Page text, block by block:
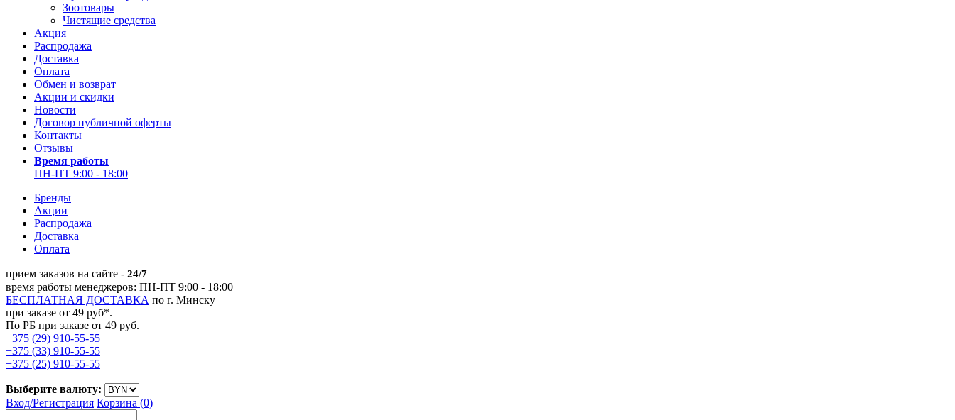
Зоотовары
Чистящие средства
Акция
Распродажа
Доставка
Оплата
Обмен и возврат
Акции и скидки
Новости
Договор публичной оферты
Контакты
Отзывы
Время работы
ПН-ПТ 9:00 - 18:00
Бренды
Акции
Распродажа
Доставка
Оплата
прием заказов на сайте - 24/7
время работы менеджеров: ПН-ПТ 9:00 - 18:00
БЕСПЛАТНАЯ ДОСТАВКА по г. Минску
при заказе от 49 руб*.
По РБ при заказе от 49 руб.
+375 (29) 910-55-55
+375 (33) 910-55-55
+375 (25) 910-55-55
Выберите валюту:
Вход/Регистрация Корзина (0)